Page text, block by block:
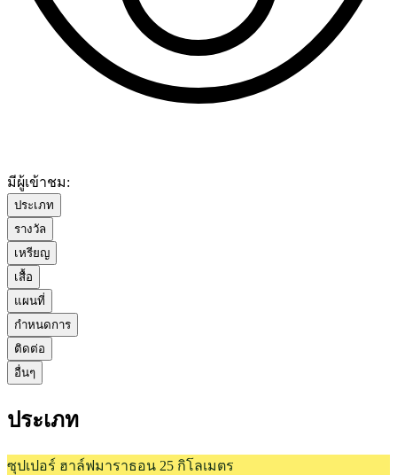
มีผู้เข้าชม:
ประเภท
รางวัล
เหรียญ
เสื้อ
แผนที่
กำหนดการ
ติดต่อ
อื่นๆ
ประเภท
ซุปเปอร์ ฮาล์ฟมาราธอน 25 กิโลเมตร